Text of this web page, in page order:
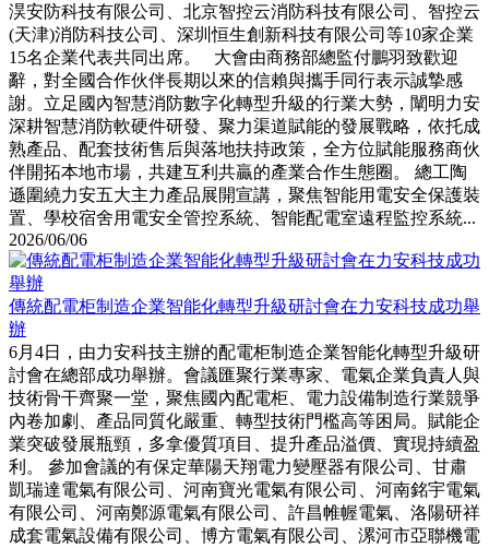
淏安防科技有限公司、北京智控云消防科技有限公司、智控云
(天津)消防科技公司、深圳恒生創新科技有限公司等10家企業
15名企業代表共同出席。 大會由商務部總監付鵬羽致歡迎
辭，對全國合作伙伴長期以來的信賴與攜手同行表示誠摯感
謝。立足國內智慧消防數字化轉型升級的行業大勢，闡明力安
深耕智慧消防軟硬件研發、聚力渠道賦能的發展戰略，依托成
熟產品、配套技術售后與落地扶持政策，全方位賦能服務商伙
伴開拓本地市場，共建互利共贏的產業合作生態圈。 總工陶
遜圍繞力安五大主力產品展開宣講，聚焦智能用電安全保護裝
置、學校宿舍用電安全管控系統、智能配電室遠程監控系統...
2026/06/06
傳統配電柜制造企業智能化轉型升級研討會在力安科技成功舉
辦
6月4日，由力安科技主辦的配電柜制造企業智能化轉型升級研
討會在總部成功舉辦。會議匯聚行業專家、電氣企業負責人與
技術骨干齊聚一堂，聚焦國內配電柜、電力設備制造行業競爭
內卷加劇、產品同質化嚴重、轉型技術門檻高等困局。賦能企
業突破發展瓶頸，多拿優質項目、提升產品溢價、實現持續盈
利。 參加會議的有保定華陽天翔電力變壓器有限公司、甘肅
凱瑞達電氣有限公司、河南寶光電氣有限公司、河南銘宇電氣
有限公司、河南鄭源電氣有限公司、許昌帷幄電氣、洛陽研祥
成套電氣設備有限公司、博方電氣有限公司、漯河市亞聯機電